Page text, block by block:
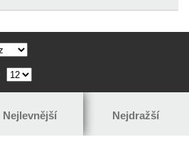
Nejlevnější Nejdražší